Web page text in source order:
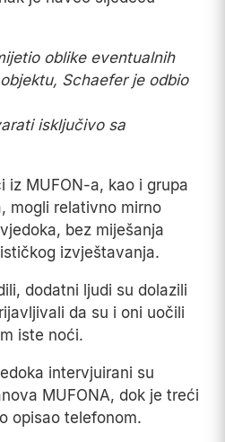
oblike eventualnih
Schaefer je odbio
isključivo sa
iz MUFON-a, kao i grupa
mogli relativno mirno
bez miješanja
izvještavanja.
dodatni ljudi su dolazili
da su i oni uočili
iste noći.
intervjuirani su
MUFONA, dok je treći
opisao telefonom.